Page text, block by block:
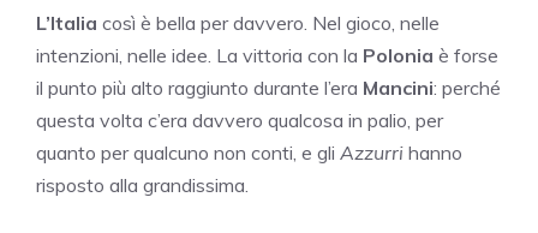
L’Italia così è bella per davvero. Nel gioco, nelle
intenzioni, nelle idee. La vittoria con la Polonia è forse
il punto più alto raggiunto durante l’era Mancini: perché
questa volta c’era davvero qualcosa in palio, per
quanto per qualcuno non conti, e gli Azzurri hanno
risposto alla grandissima.